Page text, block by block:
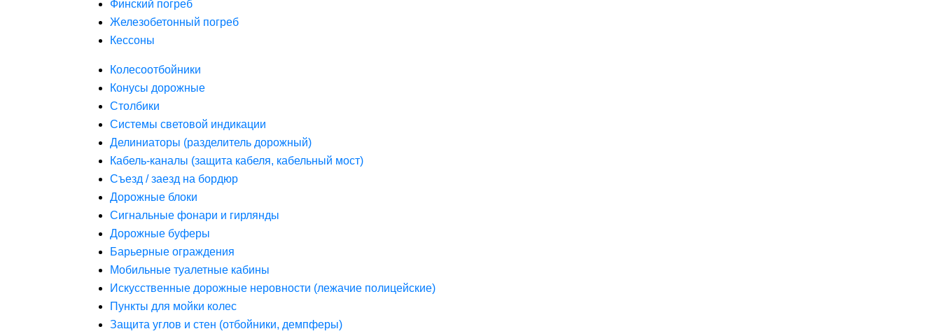
Финский погреб
Железобетонный погреб
Кессоны
Колесоотбойники
Конусы дорожные
Столбики
Системы световой индикации
Делиниаторы (разделитель дорожный)
Кабель-каналы (защита кабеля, кабельный мост)
Съезд / заезд на бордюр
Дорожные блоки
Сигнальные фонари и гирлянды
Дорожные буферы
Барьерные ограждения
Мобильные туалетные кабины
Искусственные дорожные неровности (лежачие полицейские)
Пункты для мойки колес
Защита углов и стен (отбойники, демпферы)